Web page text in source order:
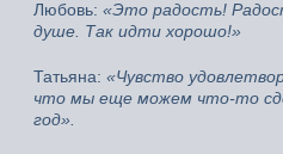
Любовь: «Это радость!
душе. Так идти хорошо!»
Татьяна: «Чувство
что мы еще можем что-то
год».